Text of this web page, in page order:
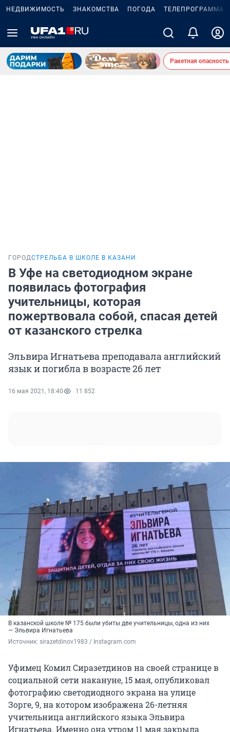
НЕДВИЖИМОСТЬ ЗНАКОМСТВА ПОГОДА ТЕЛЕПРОГРАММА
Ракетная
ГОРОДСТРЕЛЬБА В ШКОЛЕ В КАЗАНИ
В Уфе на светодиодном экране
появилась фотография
учительницы, которая
пожертвовала собой, спасая детей
от казанского стрелка
Эльвира Игнатьева преподавала английский
язык и погибла в возрасте 26 лет
16 мая 2021, 18:40 11 852
В казанской школе № 175 были убиты две учительницы, одна из них
— Эльвира Игнатьева
Источник: sirazetdinov1983 / Instagram.com
Уфимец Комил Сиразетдинов на своей странице в
социальной сети накануне, 15 мая, опубликовал
фотографию светодиодного экрана на улице
Зорге, 9, на котором изображена 26-летняя
учительница английского языка Эльвира
Игнатьева. Именно она утром 11 мая закрыла